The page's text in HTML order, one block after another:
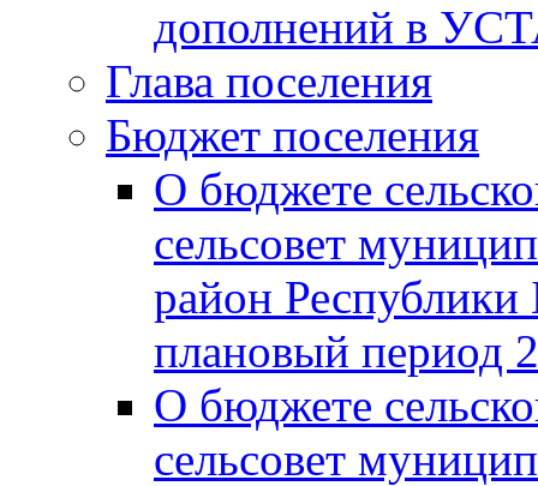
дополнений в
Глава поселения
Бюджет поселения
О бюджете
сельсовет
район Республики
плановый период
О бюджете
сельсовет